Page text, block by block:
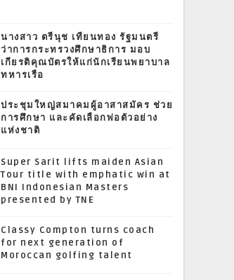
นางสาว ตรีนุช เทียนทอง รัฐมนตรี
ว่าการกระทรวงศึกษาธิการ มอบ
เกียรติคุณบัตรให้แก่นักเรียนพยาบาล
ทหารเรือ
ประชุมใหญ่สมาคมผู้อาสาสมัคร ช่วย
การศึกษา และคัดเลือกพ่อตัวอย่าง
แห่งชาติ
Super Sarit lifts maiden Asian
Tour title with emphatic win at
BNI Indonesian Masters
presented by TNE
Classy Compton turns coach
for next generation of
Moroccan golfing talent